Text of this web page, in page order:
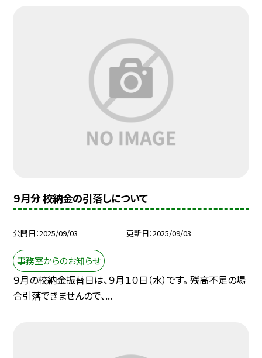
９月分 校納金の引落しについて
公開日 2025/09/03 更新日 2025/09/03
事務室からのお知らせ
９月の校納金振替日は、９月１０日（水）です。 残高不足の場
合引落できませんので、...